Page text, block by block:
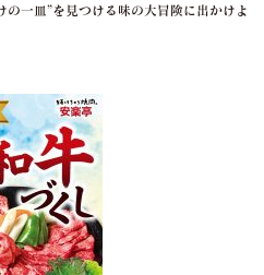
一皿”を見つける味の大冒険に出かけよ